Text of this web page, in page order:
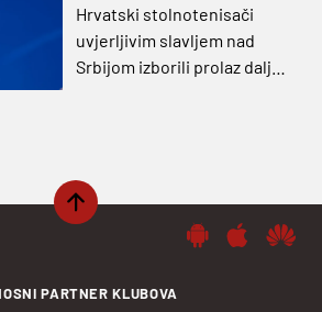
Hrvatski stolnotenisači
uvjerljivim slavljem nad
Srbijom izborili prolaz dalje
PARTNER KLUBOVA